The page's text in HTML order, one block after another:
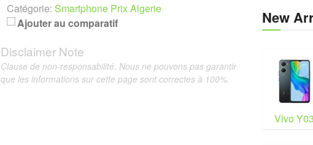
Catégorie: Smartphone Prix Algerie
Ajouter au comparatif
Disclaimer Note
Clause de non-responsabilité. Nous ne pouvons pas garantir
que les informations sur cette page sont correctes à 100%.
New
Vivo Y03